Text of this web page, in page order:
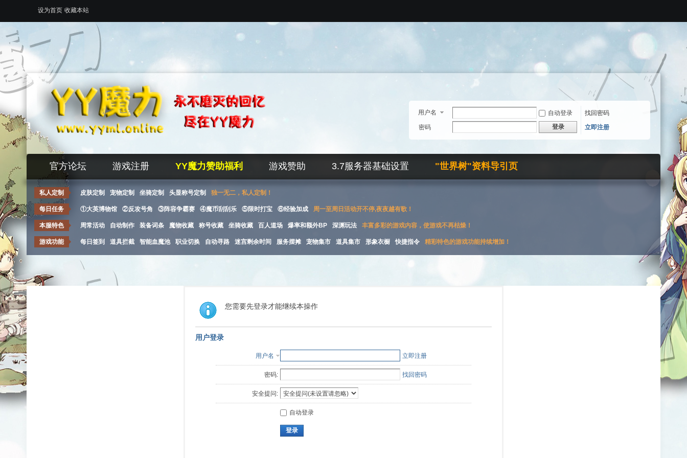
设为首页 收藏本站
用户名 自动登录
找回密码
密码
登录 立即注册
官方论坛 游戏注册 YY魔力赞助福利 游戏赞助 3.7服务器基础设置 "世界树"资料导引页
私人定制 皮肤定制 宠物定制 坐骑定制 头显称号定制 独一无二，私人定制！
每日任务 ①大英博物馆 ②反攻号角 ③阵容争霸赛 ④魔币刮刮乐 ⑤限时打宝 ⑥经验加成 周一至周日活动开不停,夜夜越有歌！
本服特色 周常活动 自动制作 装备词条 魔物收藏 称号收藏 坐骑收藏 百人道场 爆率和额外BP 深渊玩法 丰富多彩的游戏内容，使游戏不再枯燥！
游戏功能 每日签到 道具拦截 智能血魔池 职业切换 自动寻路 迷宫剩余时间 服务摆摊 宠物集市 道具集市 形象衣橱 快捷指令 精彩特色的游戏功能持续增加！
您需要先登录才能继续本操作
用户登录
用户名 立即注册
密码: 找回密码
安全提问:
自动登录
登录